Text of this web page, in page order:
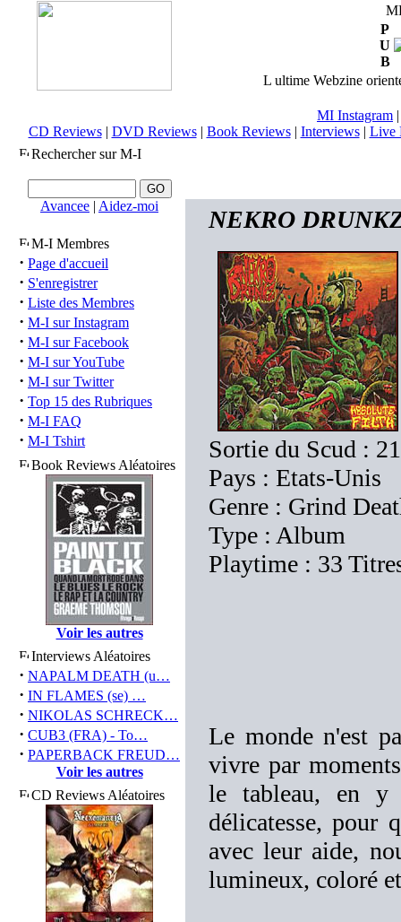
P
U
B
L ultime Webzine
MI Instagram
CD Reviews| DVD Reviews| Book Reviews| Interviews| Live
Rechercher sur M-I
Avancee | Aidez-moi
M-I Membres
· Page d'accueil
· S'enregistrer
· Liste des Membres
· M-I sur Instagram
· M-I sur Facebook
· M-I sur YouTube
· M-I sur Twitter
· Top 15 des Rubriques
· M-I FAQ
· M-I Tshirt
Book Reviews Aléatoires
Voir les autres
Interviews Aléatoires
· NAPALM DEATH (u…
· IN FLAMES (se) …
· NIKOLAS SCHRECK…
· CUB3 (FRA) - To…
· PAPERBACK FREUD…
Voir les autres
CD Reviews Aléatoires
NEKRO
Sortie du Scud :
Pays : Etats-Unis
Genre : Grind
Type : Album
Playtime : 33
Le monde n'est
vivre par
le tableau, en y
délicatesse, pour
avec leur aide,
lumineux, coloré